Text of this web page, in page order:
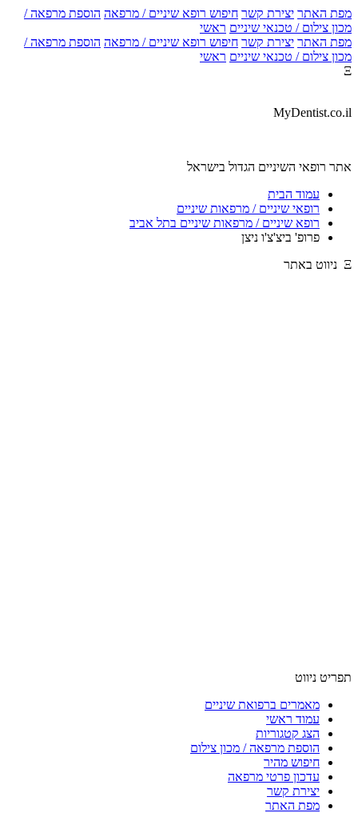
מפת האתר יצירת קשר חיפוש רופא שיניים / מרפאה הוספת מרפאה /
מכון צילום / טכנאי שיניים ראשי
מפת האתר יצירת קשר חיפוש רופא שיניים / מרפאה הוספת מרפאה /
מכון צילום / טכנאי שיניים ראשי
Ξ
MyDentist.co.il
אתר רופאי השיניים הגדול בישראל
עמוד הבית
רופאי שיניים / מרפאות שיניים
רופא שיניים / מרפאות שיניים בתל אביב
פרופ' ביצ'צ'ו ניצן
Ξ ניווט באתר
תפריט ניווט
מאמרים ברפואת שיניים
עמוד ראשי
הצג קטגוריות
הוספת מרפאה / מכון צילום
חיפוש מהיר
עדכון פרטי מרפאה
יצירת קשר
מפת האתר